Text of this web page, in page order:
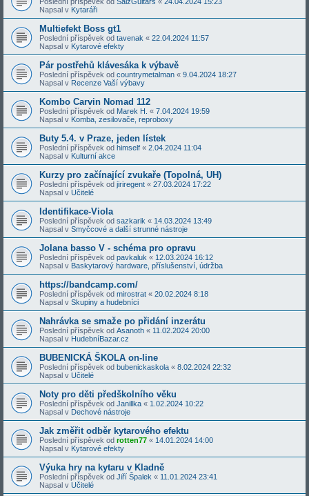
Napsal v Kytaráři
Multiefekt Boss gt1
Poslední příspěvek od tavenak « 22.04.2024 11:57
Napsal v Kytarové efekty
Pár postřehů klávesáka k výbavě
Poslední příspěvek od countrymetalman « 9.04.2024 18:27
Napsal v Recenze Vaší výbavy
Kombo Carvin Nomad 112
Poslední příspěvek od Marek H. « 7.04.2024 19:59
Napsal v Komba, zesilovače, reproboxy
Buty 5.4. v Praze, jeden lístek
Poslední příspěvek od himself « 2.04.2024 11:04
Napsal v Kulturní akce
Kurzy pro začínající zvukaře (Topolná, UH)
Poslední příspěvek od jiriregent « 27.03.2024 17:22
Napsal v Učitelé
Identifikace-Viola
Poslední příspěvek od sazkarik « 14.03.2024 13:49
Napsal v Smyčcové a další strunné nástroje
Jolana basso V - schéma pro opravu
Poslední příspěvek od pavkaluk « 12.03.2024 16:12
Napsal v Baskytarový hardware, příslušenství, údržba
https://bandcamp.com/
Poslední příspěvek od mirostrat « 20.02.2024 8:18
Napsal v Skupiny a hudebníci
Nahrávka se smaže po přidání inzerátu
Poslední příspěvek od Asanoth « 11.02.2024 20:00
Napsal v HudebníBazar.cz
BUBENICKÁ ŠKOLA on-line
Poslední příspěvek od bubenickaskola « 8.02.2024 22:32
Napsal v Učitelé
Noty pro děti předškolního věku
Poslední příspěvek od Janillka « 1.02.2024 10:22
Napsal v Dechové nástroje
Jak změřit odběr kytarového efektu
Poslední příspěvek od rotten77 « 14.01.2024 14:00
Napsal v Kytarové efekty
Výuka hry na kytaru v Kladně
Poslední příspěvek od Jiří Špalek « 11.01.2024 23:41
Napsal v Učitelé